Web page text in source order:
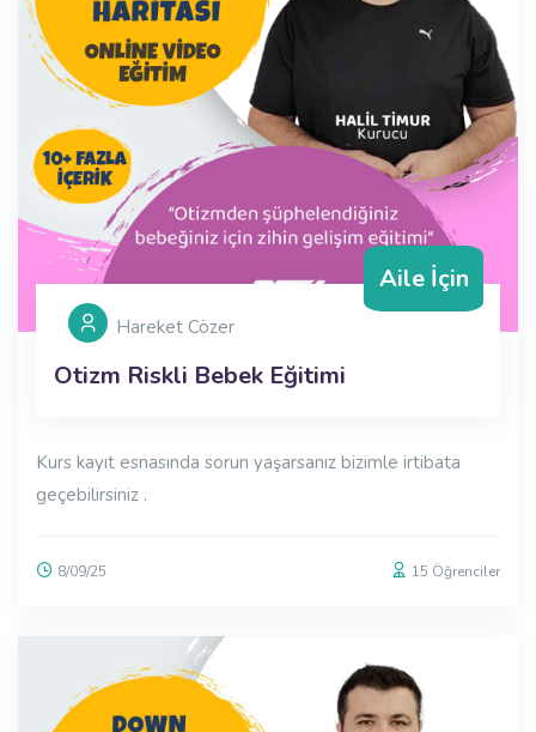
Hareket Cözer
Otizm Riskli Bebek Eğitimi
Aile İçin
Kurs kayıt esnasında sorun yaşarsanız bizimle irtibata
geçebilirsiniz .
8/09/25 15 Öğrenciler